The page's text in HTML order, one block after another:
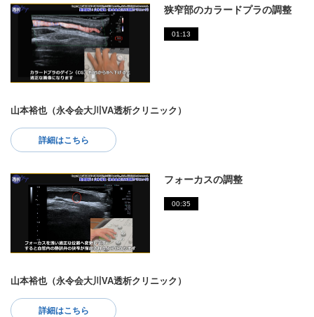
狭窄部のカラードプラの調整
01:13
山本裕也（永令会大川VA透析クリニック）
詳細はこちら
フォーカスの調整
00:35
山本裕也（永令会大川VA透析クリニック）
詳細はこちら